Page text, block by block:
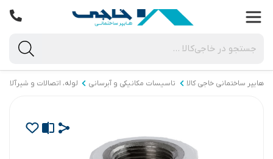
هایپر ساختمانی خاجی‌ کالا تاسیسات مکانیکی و آبرسانی لوله، اتصالات و شیرآلات